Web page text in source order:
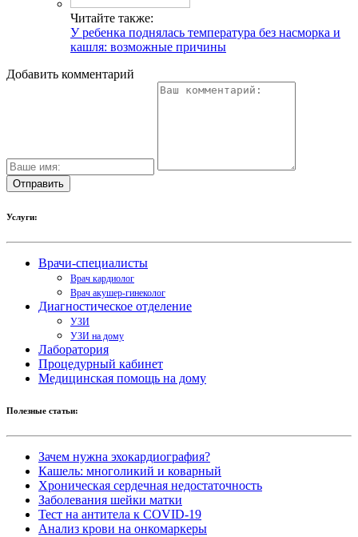
Читайте также:
У ребенка поднялась температура без насморка и
кашля: возможные причины
Добавить комментарий
Услуги:
Врачи-специалисты
Врач кардиолог
Врач акушер-гинеколог
Диагностическое отделение
УЗИ
УЗИ на дому
Лаборатория
Процедурный кабинет
Медицинская помощь на дому
Полезные статьи:
Зачем нужна эхокардиография?
Кашель: многоликий и коварный
Хроническая сердечная недостаточность
Заболевания шейки матки
Тест на антитела к COVID-19
Анализ крови на онкомаркеры